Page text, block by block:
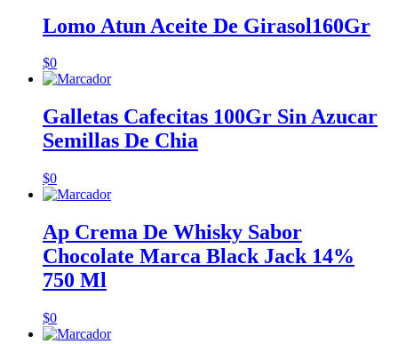
Lomo Atun Aceite De Girasol160Gr
$0
Galletas Cafecitas 100Gr Sin Azucar
Semillas De Chia
$0
Ap Crema De Whisky Sabor
Chocolate Marca Black Jack 14%
750 Ml
$0